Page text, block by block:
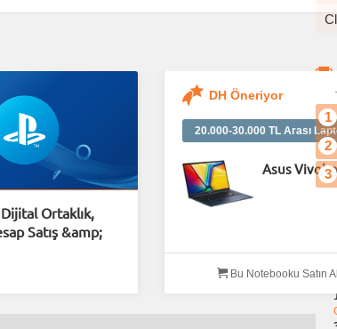
1
2
3
Ortaklık,
Satış &amp;
DH Öneriyor
20.000-30.000 TL Arası
Asus
Bu Notebooku Satın